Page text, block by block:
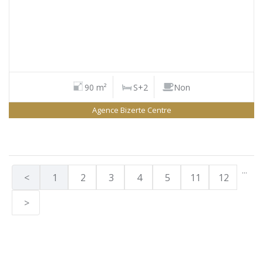
90 m² S+2 Non
Agence Bizerte Centre
< 1 2 3 4 5
...
11
12
>